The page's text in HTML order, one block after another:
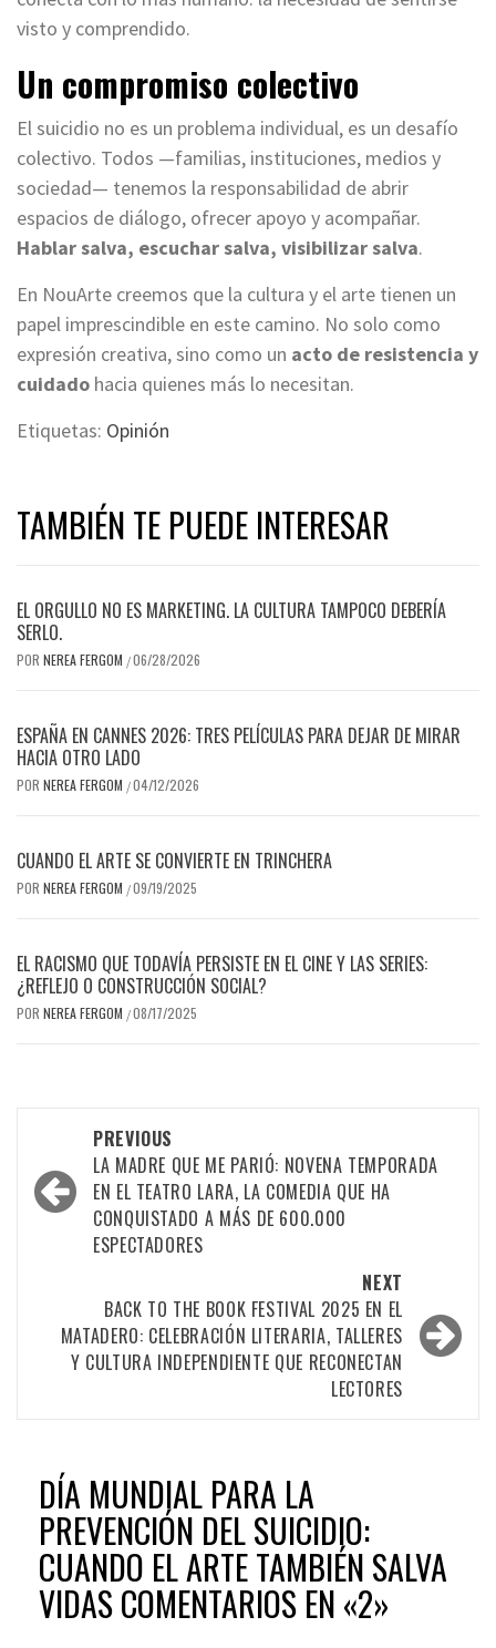
visto y comprendido.
Un compromiso colectivo
El suicidio no es un problema individual, es un desafío
colectivo. Todos —familias, instituciones, medios y
sociedad— tenemos la responsabilidad de abrir
espacios de diálogo, ofrecer apoyo y acompañar.
Hablar salva, escuchar salva, visibilizar salva.
En NouArte creemos que la cultura y el arte tienen un
papel imprescindible en este camino. No solo como
expresión creativa, sino como un acto de resistencia y
cuidado hacia quienes más lo necesitan.
Etiquetas: Opinión
TAMBIÉN TE PUEDE INTERESAR
EL ORGULLO NO ES MARKETING. LA CULTURA TAMPOCO DEBERÍA
SERLO.
POR NEREA FERGOM /06/28/2026
ESPAÑA EN CANNES 2026: TRES PELÍCULAS PARA DEJAR DE MIRAR
HACIA OTRO LADO
POR NEREA FERGOM /04/12/2026
CUANDO EL ARTE SE CONVIERTE EN TRINCHERA
POR NEREA FERGOM /09/19/2025
EL RACISMO QUE TODAVÍA PERSISTE EN EL CINE Y LAS SERIES:
¿REFLEJO O CONSTRUCCIÓN SOCIAL?
POR NEREA FERGOM /08/17/2025
navigation
PREVIOUS
LA MADRE QUE ME PARIÓ: NOVENA TEMPORADA
EN EL TEATRO LARA, LA COMEDIA QUE HA
CONQUISTADO A MÁS DE 600.000
ESPECTADORES
NEXT
BACK TO THE BOOK FESTIVAL 2025 EN EL
MATADERO: CELEBRACIÓN LITERARIA, TALLERES
Y CULTURA INDEPENDIENTE QUE RECONECTAN
LECTORES
DÍA MUNDIAL PARA LA
PREVENCIÓN DEL SUICIDIO:
CUANDO EL ARTE TAMBIÉN SALVA
VIDASCOMENTARIOS EN «2»